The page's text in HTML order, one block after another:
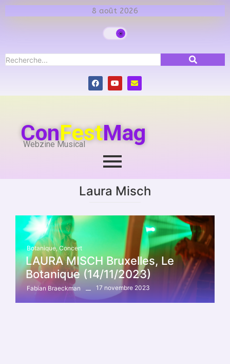
8 août 2026
ConFestMag
Webzine Musical
Laura Misch
Botanique, Concert
LAURA MISCH Bruxelles, Le
Botanique (14/11/2023)
Fabian Braeckman 17 novembre 2023